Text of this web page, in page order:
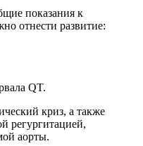
показания к
отнести развитие:
QT.
криз, а также
регургитацией,
аорты.